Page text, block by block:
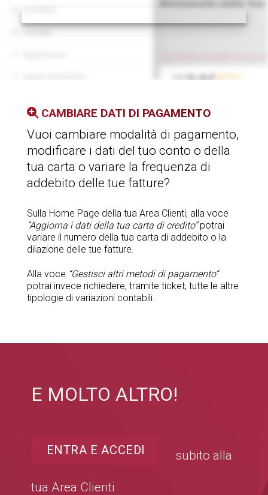
CAMBIARE DATI DI PAGAMENTO
Vuoi cambiare modalità di pagamento,
modificare i dati del tuo conto o della
tua carta o variare la frequenza di
addebito delle tue fatture?
Sulla Home Page della tua Area Clienti, alla voce
“Aggiorna i dati della tua carta di credito”potrai
variare il numero della tua carta di addebito o la
dilazione delle tue fatture.
Alla voce “Gestisci altri metodi di pagamento”
potrai invece richiedere, tramite ticket, tutte le altre
tipologie di variazioni contabili.
E MOLTO ALTRO!
ENTRA E ACCEDI subito alla
tua Area Clienti